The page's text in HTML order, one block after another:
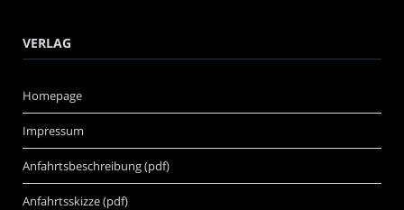
VERLAG
Homepage
Impressum
Anfahrtsbeschreibung (pdf)
Anfahrtsskizze (pdf)